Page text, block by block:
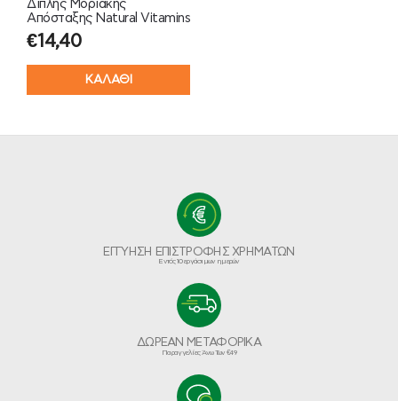
Διπλής Μοριακής
Απόσταξης Natural Vitamins
€14,40
ΚΑΛΑΘΙ
ΕΓΓΥΗΣΗ ΕΠΙΣΤΡΟΦΗΣ ΧΡΗΜΑΤΩΝ
Εντός 10 εργάσιμων ημερών
ΔΩΡΕΑΝ ΜΕΤΑΦΟΡΙΚΑ
Παραγγελίες Άνω Των €49